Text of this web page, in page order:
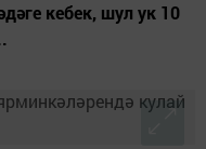
кебек, шул ук 10